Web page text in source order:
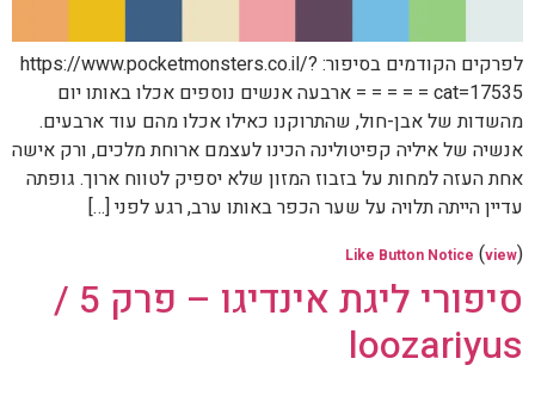
לפרקים הקודמים בסיפור: https://www.pocketmonsters.co.il/?
cat=17535 = = = = = ארבעה אנשים נוספים אכלו באותו יום
מהשדות של אבן-חול, שהתרוקנו כאילו אכלו מהם עוד ארבעים.
אנשיה של איליה קפיטולינה הכינו לעצמם ארוחת מלכים, ורק אישה
אחת העזה למחות על בזבוז המזון שלא יספיק לטווח ארוך. גופתה
עדיין הייתה תלויה על שער הכפר באותו ערב, רגע לפני […]
Like Button Notice (view)
סיפורי ליגת אינדיגו – פרק 5 /
loozariyus